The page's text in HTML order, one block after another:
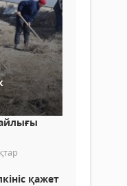
қажет